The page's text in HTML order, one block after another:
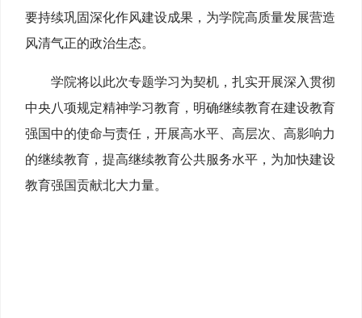
要持续巩固深化作风建设成果，为学院高质量发展营造
风清气正的政治生态。
学院将以此次专题学习为契机，扎实开展深入贯彻
中央八项规定精神学习教育，明确继续教育在建设教育
强国中的使命与责任，开展高水平、高层次、高影响力
的继续教育，提高继续教育公共服务水平，为加快建设
教育强国贡献北大力量。